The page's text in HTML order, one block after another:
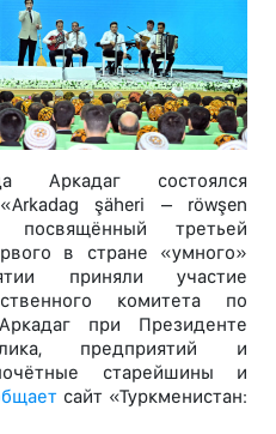
Аркадаг состоялся
şäheri – röwşen
третьей
в стране «умного»
приняли участие
комитета по
при Президенте
предприятий и
старейшины и
сайт «Туркменистан: